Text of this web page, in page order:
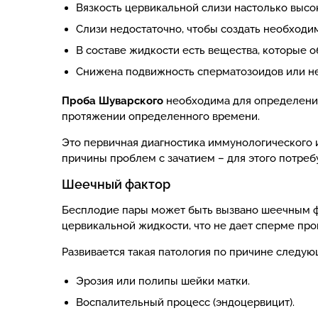
Вязкость цервикальной слизи настолько
Слизи недостаточно, чтобы создать
В составе жидкости есть вещества,
Снижена подвижность сперматозоидов или
Проба Шуварского необходима для
протяжении определенного времени.
Это первичная диагностика
причины проблем с зачатием – для этого
Шеечный фактор
Бесплодие пары может быть вызвано шеечным
цервикальной жидкости, что не дает сперме
Развивается такая патология по причине
Эрозия или полипы шейки матки.
Воспалительный процесс (эндоцервицит).